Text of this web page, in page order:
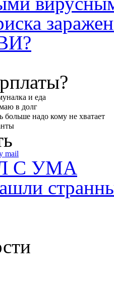
и еда
в долг
больше надо кому не хватает
С УМА